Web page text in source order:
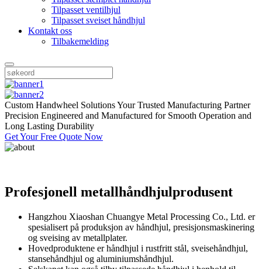
Tilpasset ventilhjul
Tilpasset sveiset håndhjul
Kontakt oss
Tilbakemelding
Custom Handwheel Solutions Your Trusted Manufacturing Partner
Precision Engineered and Manufactured for Smooth Operation and
Long Lasting Durability
Get Your Free Quote Now
Profesjonell metallhåndhjulprodusent
Hangzhou Xiaoshan Chuangye Metal Processing Co., Ltd. er
spesialisert på produksjon av håndhjul, presisjonsmaskinering
og sveising av metallplater.
Hovedproduktene er håndhjul i rustfritt stål, sveisehåndhjul,
stansehåndhjul og aluminiumshåndhjul.